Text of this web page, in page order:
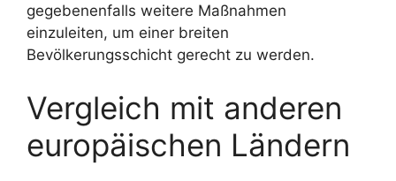
gegebenenfalls weitere Maßnahmen
einzuleiten, um einer breiten
Bevölkerungsschicht gerecht zu werden.
Vergleich mit anderen
europäischen Ländern